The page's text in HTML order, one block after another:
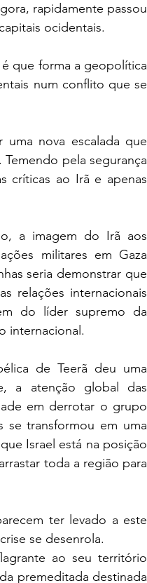
rapidamente passou
ocidentais.
que forma a geopolítica
num conflito que se
uma nova escalada que
pela segurança
críticas ao Irã e apenas
a imagem do Irã aos
militares em Gaza
seria demonstrar que
relações internacionais
do líder supremo da
internacional.
de Teerã deu uma
a atenção global das
em derrotar o grupo
se transformou em uma
Israel está na posição
toda a região para
ter levado a este
se desenrola.
ao seu território
premeditada destinada